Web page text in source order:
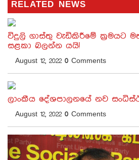
RELATED NEWS
විදුලි ගාස්තු වැඩිකිරීමේ ක්‍රමයට
සළකා බලන්න යයි!
August 12, 2022 0 Comments
ලාංකීය දේශපාලනයේ නව
August 12, 2022 0 Comments